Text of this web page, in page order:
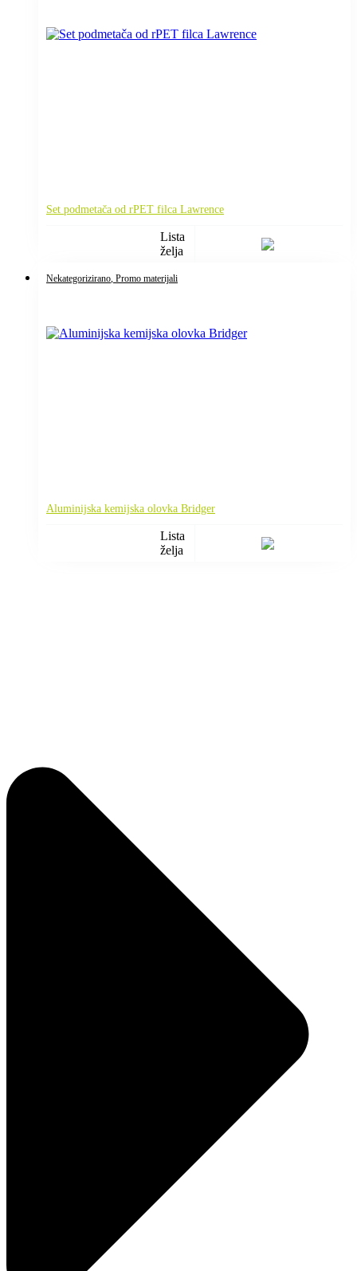
Set podmetača od rPET filca Lawrence
Lista
želja
Nekategorizirano , Promo materijali
Aluminijska kemijska olovka Bridger
Lista
želja